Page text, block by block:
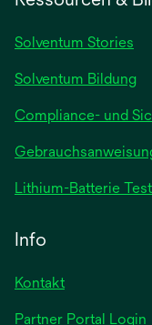
Solventum Stories
Solventum Bildung
Compliance- und
Lithium-Batterie
Info
Kontakt
Partner Portal Login